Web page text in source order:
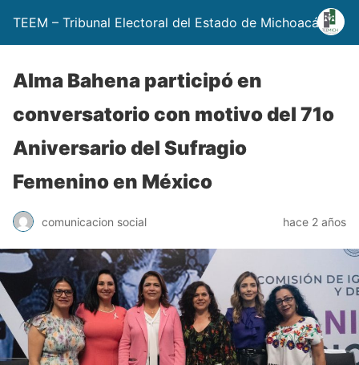
TEEM – Tribunal Electoral del Estado de Michoacán
Alma Bahena participó en
conversatorio con motivo del 71o
Aniversario del Sufragio
Femenino en México
comunicacion social hace 2 años